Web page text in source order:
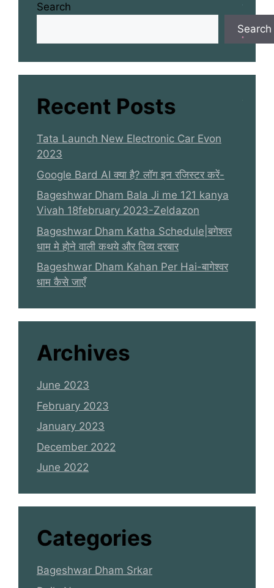
Search
Search
Recent Posts
Tata Launch New Electronic Car Evon
2023
Google Bard AI क्या है? लॉग इन रजिस्टर करें-
Bageshwar Dham Bala Ji me 121 kanya
Vivah 18february 2023-Zeldazon
Bageshwar Dham Katha Schedule|बगेश्वर
धाम मे होने वाली कथये और दिव्य दरबार
Bageshwar Dham Kahan Per Hai-बागेश्वर
धाम कैसे जाएँ
Archives
June 2023
February 2023
January 2023
December 2022
June 2022
Categories
Bageshwar Dham Srkar